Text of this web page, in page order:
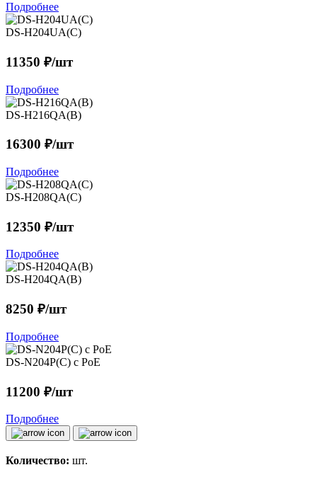
Подробнее
DS-H204UA(C)
11350 ₽/шт
Подробнее
DS-H216QA(B)
16300 ₽/шт
Подробнее
DS-H208QA(C)
12350 ₽/шт
Подробнее
DS-H204QA(B)
8250 ₽/шт
Подробнее
DS-N204P(C) c PoE
11200 ₽/шт
Подробнее
Количество: шт.